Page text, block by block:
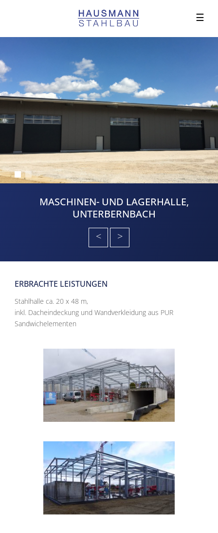
☰
MASCHINEN- UND LAGERHALLE,
UNTERBERNBACH
<
>
ERBRACHTE LEISTUNGEN
Stahlhalle ca. 20 x 48 m,
inkl. Dacheindeckung und Wandverkleidung aus PUR
Sandwichelementen